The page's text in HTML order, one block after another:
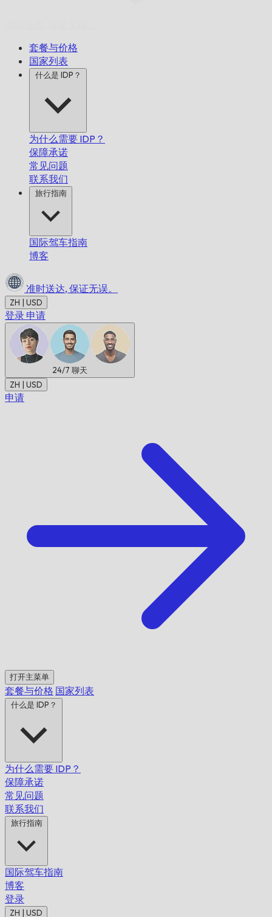
套餐与价格
国家列表
什么是 IDP？
为什么需要 IDP？
保障承诺
常见问题
联系我们
旅行指南
国际驾车指南
博客
准时送达, 保证无误。
ZH | USD
登录 申请
24/7 聊天
ZH | USD
申请
打开主菜单
套餐与价格 国家列表
什么是 IDP？
为什么需要 IDP？
保障承诺
常见问题
联系我们
旅行指南
国际驾车指南
博客
登录
ZH | USD